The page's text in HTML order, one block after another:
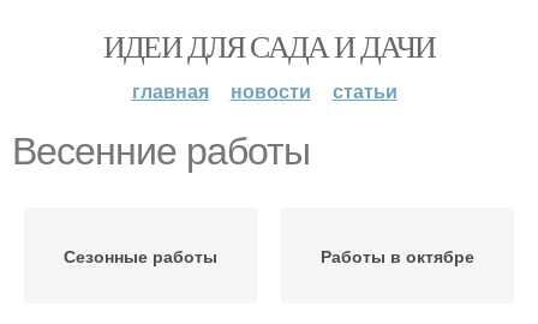
ИДЕИ ДЛЯ САДА И ДАЧИ
главная новости статьи
Весенние работы
Сезонные работы Работы в октябре